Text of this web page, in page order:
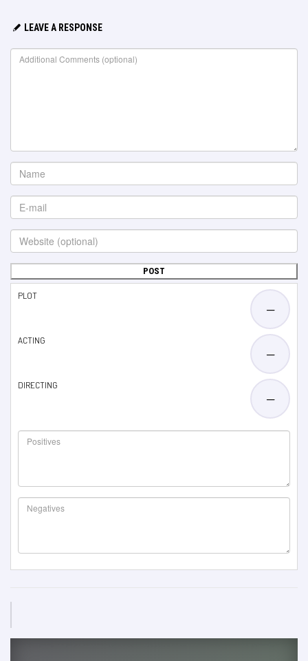
LEAVE A RESPONSE
PLOT
—
ACTING
—
DIRECTING
—